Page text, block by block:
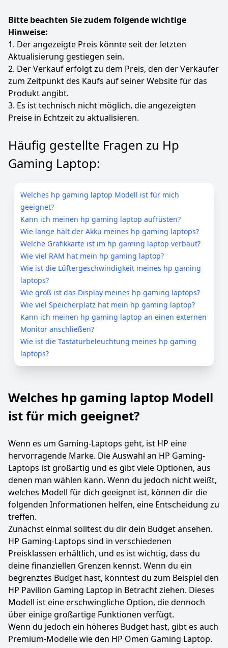
Bitte beachten Sie zudem folgende wichtige
Hinweise:
1. Der angezeigte Preis könnte seit der letzten
Aktualisierung gestiegen sein.
2. Der Verkauf erfolgt zu dem Preis, den der Verkäufer
zum Zeitpunkt des Kaufs auf seiner Website für das
Produkt angibt.
3. Es ist technisch nicht möglich, die angezeigten
Preise in Echtzeit zu aktualisieren.
Häufig gestellte Fragen zu Hp
Gaming Laptop:
Welches hp gaming laptop Modell ist für mich
geeignet?
Kann ich meinen hp gaming laptop aufrüsten?
Wie lange hält der Akku meines hp gaming laptops?
Welche Grafikkarte ist im hp gaming laptop verbaut?
Wie viel RAM hat mein hp gaming laptop?
Wie ist die Lüftergeschwindigkeit meines hp gaming
laptops?
Wie groß ist das Display meines hp gaming laptops?
Wie viel Speicherplatz hat mein hp gaming laptop?
Kann ich meinen hp gaming laptop an einen externen
Monitor anschließen?
Wie ist die Tastaturbeleuchtung meines hp gaming
laptops?
Welches hp gaming laptop Modell
ist für mich geeignet?
Wenn es um Gaming-Laptops geht, ist HP eine
hervorragende Marke. Die Auswahl an HP Gaming-
Laptops ist großartig und es gibt viele Optionen, aus
denen man wählen kann. Wenn du jedoch nicht weißt,
welches Modell für dich geeignet ist, können dir die
folgenden Informationen helfen, eine Entscheidung zu
treffen.
Zunächst einmal solltest du dir dein Budget ansehen.
HP Gaming-Laptops sind in verschiedenen
Preisklassen erhältlich, und es ist wichtig, dass du
deine finanziellen Grenzen kennst. Wenn du ein
begrenztes Budget hast, könntest du zum Beispiel den
HP Pavilion Gaming Laptop in Betracht ziehen. Dieses
Modell ist eine erschwingliche Option, die dennoch
über einige großartige Funktionen verfügt.
Wenn du jedoch ein höheres Budget hast, gibt es auch
Premium-Modelle wie den HP Omen Gaming Laptop.